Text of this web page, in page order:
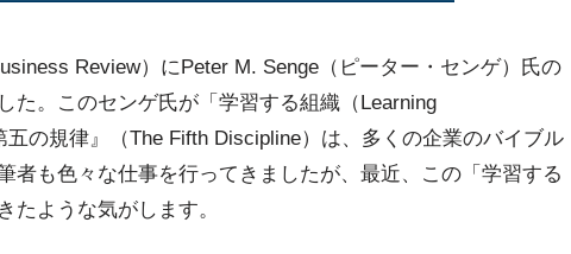
Review）にPeter M. Senge（ピーター・センゲ）氏の
た。このセンゲ氏が「学習する組織（Learning
の規律』（The Fifth Discipline）は、多くの企業のバイブル
者も色々な仕事を行ってきましたが、最近、この「学習する
たような気がします。